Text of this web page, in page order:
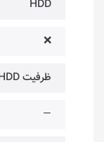
HDD
❌
ظرفیت HDD
—